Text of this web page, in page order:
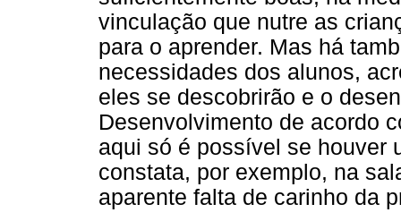
vinculação que nutre as
para o aprender. Mas há
necessidades dos alunos,
eles se descobrirão e o
Desenvolvimento de acordo
aqui só é possível se houver
constata, por exemplo, na
aparente falta de carinho da